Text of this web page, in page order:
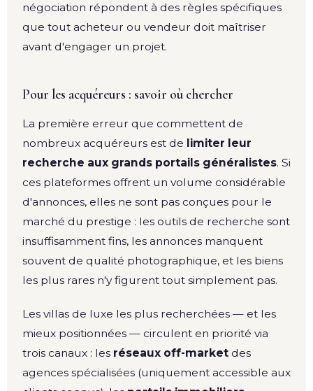
négociation répondent à des règles spécifiques
que tout acheteur ou vendeur doit maîtriser
avant d'engager un projet.
Pour les acquéreurs : savoir où chercher
La première erreur que commettent de
nombreux acquéreurs est de limiter leur
recherche aux grands portails généralistes. Si
ces plateformes offrent un volume considérable
d'annonces, elles ne sont pas conçues pour le
marché du prestige : les outils de recherche sont
insuffisamment fins, les annonces manquent
souvent de qualité photographique, et les biens
les plus rares n'y figurent tout simplement pas.
Les villas de luxe les plus recherchées — et les
mieux positionnées — circulent en priorité via
trois canaux : les réseaux off-market des
agences spécialisées (uniquement accessible aux